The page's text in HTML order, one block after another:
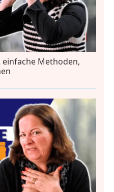
Methoden,